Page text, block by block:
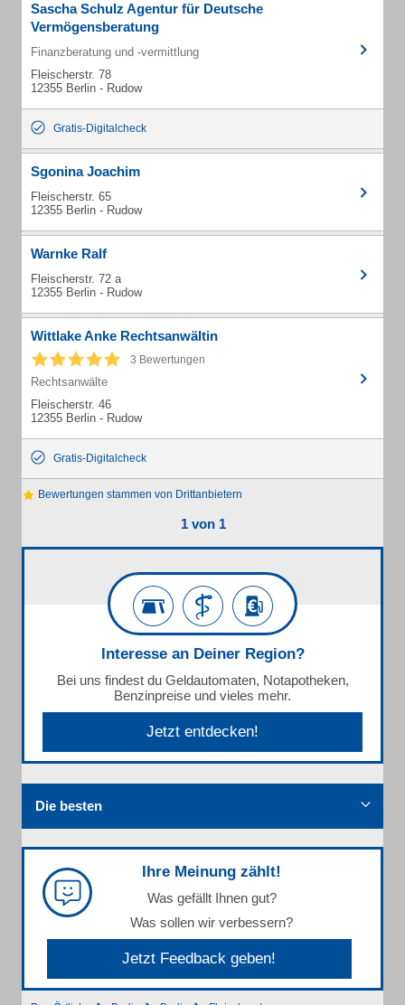
Sascha Schulz Agentur für Deutsche
Vermögensberatung
Finanzberatung und -vermittlung
Fleischerstr. 78
12355 Berlin - Rudow
Gratis-Digitalcheck
Sgonina Joachim
Fleischerstr. 65
12355 Berlin - Rudow
Warnke Ralf
Fleischerstr. 72 a
12355 Berlin - Rudow
Wittlake Anke Rechtsanwältin
3 Bewertungen
Rechtsanwälte
Fleischerstr. 46
12355 Berlin - Rudow
Gratis-Digitalcheck
Bewertungen stammen von Drittanbietern
1 von 1
Interesse an Deiner Region?
Bei uns findest du Geldautomaten, Notapotheken,
Benzinpreise und vieles mehr.
Jetzt entdecken!
Die besten
Ihre Meinung zählt!
Was gefällt Ihnen gut?
Was sollen wir verbessern?
Jetzt Feedback geben!